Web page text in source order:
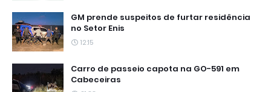
GM prende suspeitos de furtar residência
no Setor Enis
12:15
Carro de passeio capota na GO-591 em
Cabeceiras